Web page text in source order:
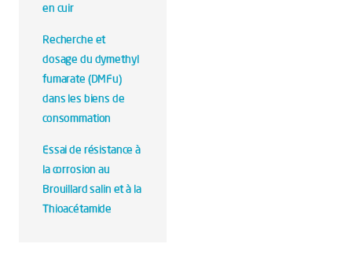
en cuir
Recherche et
dosage du dymethyl
fumarate (DMFu)
dans les biens de
consommation
Essai de résistance à
la corrosion au
Brouillard salin et à la
Thioacétamide